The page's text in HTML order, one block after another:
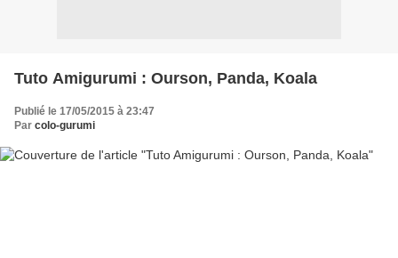
Tuto Amigurumi : Ourson, Panda, Koala
Publié le 17/05/2015 à 23:47
Par colo-gurumi